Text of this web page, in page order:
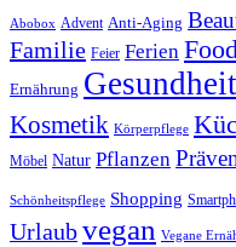
Abobox Advent Anti-Aging
Familie Feier Ferien Food
Ernährung Gesundheit
Kosmetik Körperpflege
Möbel Natur Pflanzen
Schönheitspflege Shopping
Urlaubvegan Vegane